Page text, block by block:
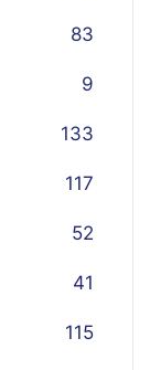
83
9
133
117
52
41
115